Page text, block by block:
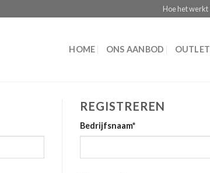
Hoe het werkt
HOME ONS AANBOD OUTLET
REGISTREREN
Bedrijfsnaam*